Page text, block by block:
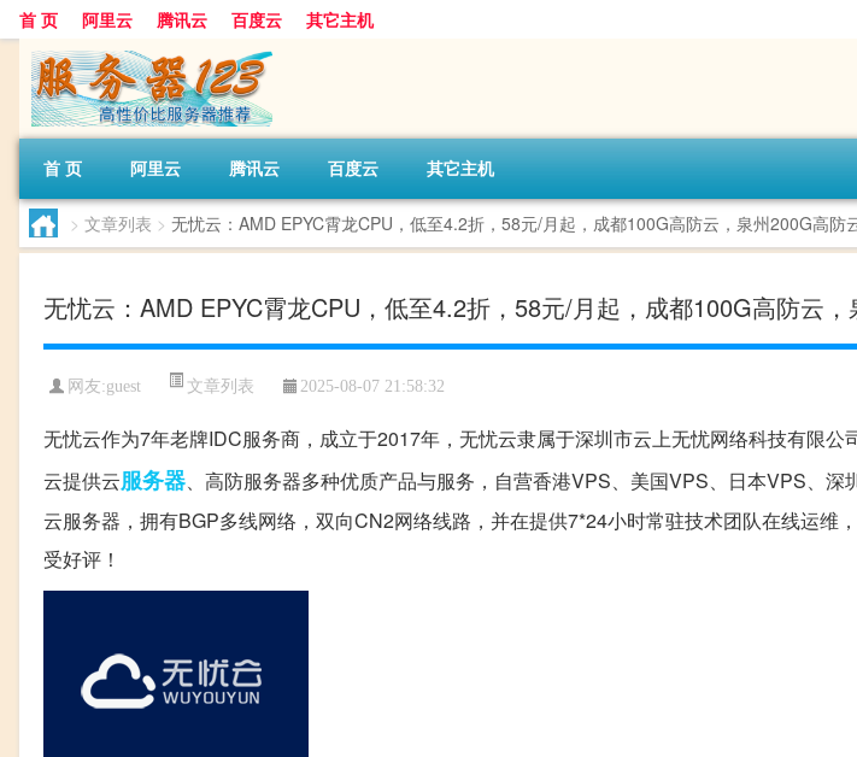
首 页 阿里云 腾讯云 百度云 其它主机
首 页 阿里云 腾讯云 百度云 其它主机
> 文章列表 > 无忧云：AMD EPYC霄龙CPU，低至4.2折，58元/月起，成都100G高防云，泉州200G高防
无忧云：AMD EPYC霄龙CPU，低至4.2折，58元/月起，成都100G高防云
网友:guest 文章列表 2025-08-07 21:58:32
无忧云作为7年老牌IDC服务商，成立于2017年，无忧云隶属于深圳市云上无忧网络科技有限
云提供云服务器、高防服务器多种优质产品与服务，自营香港VPS、美国VPS、日本VPS、
云服务器，拥有BGP多线网络，双向CN2网络线路，并在提供7*24小时常驻技术团队在线运维
受好评！